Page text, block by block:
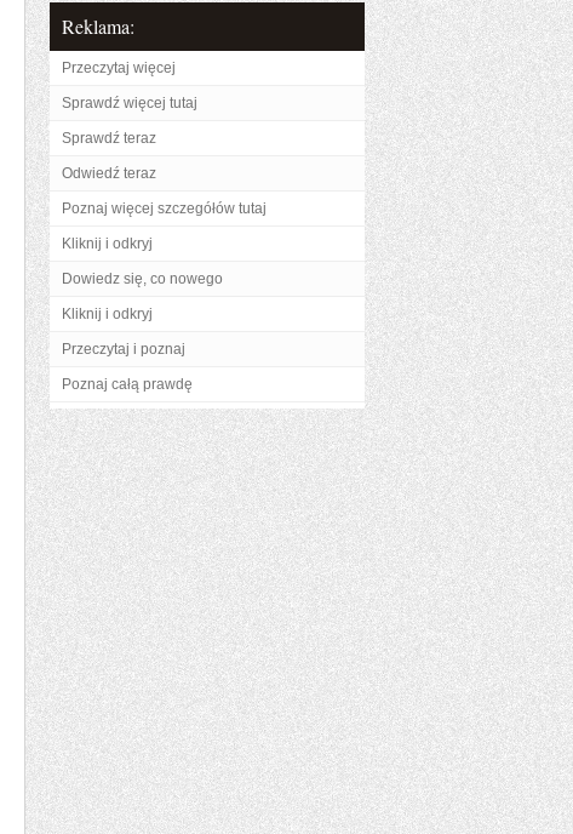
Reklama:
Przeczytaj więcej
Sprawdź więcej tutaj
Sprawdź teraz
Odwiedź teraz
Poznaj więcej szczegółów tutaj
Kliknij i odkryj
Dowiedz się, co nowego
Kliknij i odkryj
Przeczytaj i poznaj
Poznaj całą prawdę